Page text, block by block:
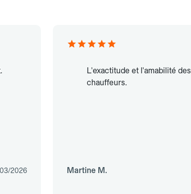
2026
L'exactitude et l'amabilité des
chauffeurs.
Martine M.